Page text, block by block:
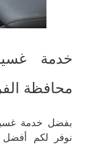
خدمة
محافظة
بفضل خدمة
نوفر لكم أفضل